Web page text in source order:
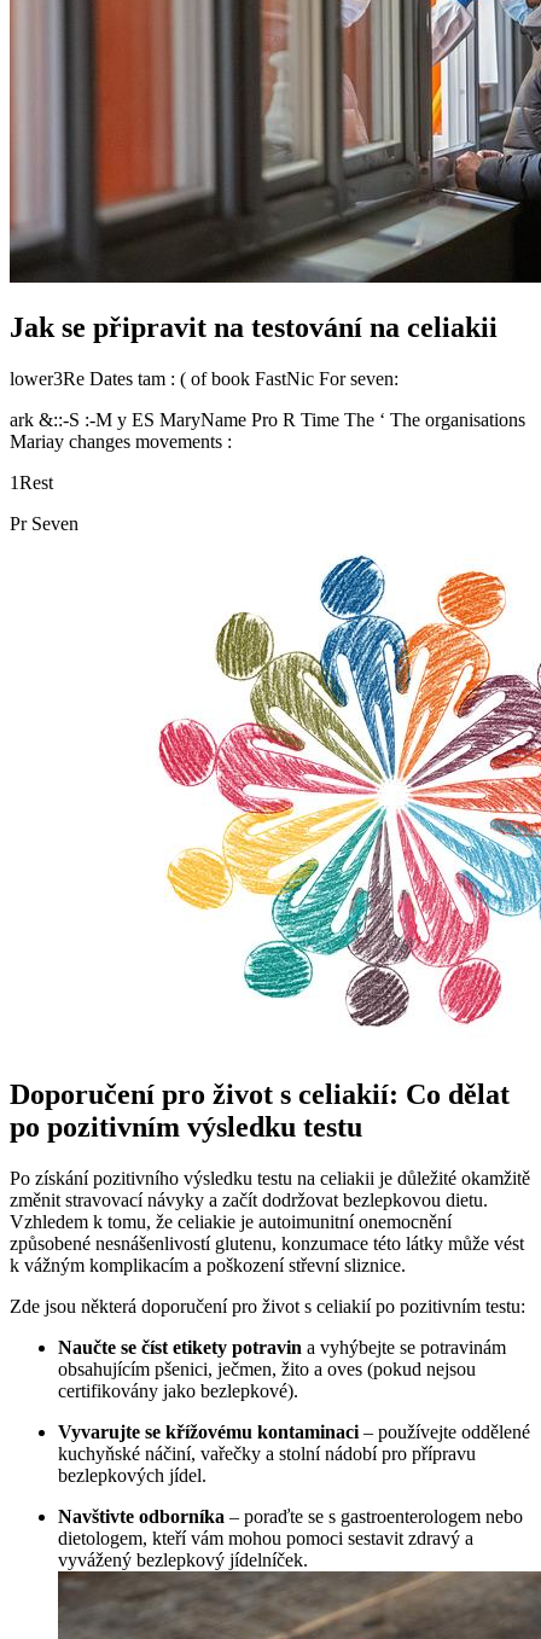
Jak se připravit na testování na celiakii
lower3Re Dates tam : ( of book FastNic For seven:
ark &::-S :-M ⁢y ES MaryName ​Pro ⁢R Time ‌The ‘ The organisations
Mariay changes movements ‍:
1Rest
Pr Seven
Doporučení pro ‍život⁢ s⁢ celiakií: Co dělat
po pozitivním výsledku testu
Po ⁤získání pozitivního výsledku testu na celiakii je důležité okamžitě
změnit stravovací návyky a‌ začít dodržovat bezlepkovou dietu.
Vzhledem k tomu, že​ celiakie ‌je autoimunitní onemocnění
způsobené nesnášenlivostí glutenu, konzumace této látky může vést
k vážným komplikacím⁣ a poškození střevní ⁢sliznice.
Zde jsou některá doporučení pro život ‍s celiakií po pozitivním testu:
Naučte se číst etikety potravin a vyhýbejte‌ se potravinám‍
obsahujícím pšenici,‌ ječmen, žito a oves (pokud nejsou
certifikovány ‌jako bezlepkové).
Vyvarujte se ‌křížovému kontaminaci – používejte oddělené
kuchyňské náčiní, vařečky a stolní nádobí pro přípravu ​
bezlepkových jídel.
Navštivte odborníka – poraďte se ⁢s gastroenterologem nebo
dietologem, ⁣kteří vám mohou pomoci sestavit zdravý‍ a
vyvážený bezlepkový jídelníček.